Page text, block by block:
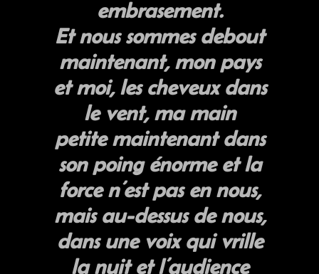
embrasement.
Et nous sommes debout
maintenant, mon pays
et moi, les cheveux dans
le vent, ma main
petite maintenant dans
son poing énorme et la
force n’est pas en nous,
mais au-dessus de nous,
dans une voix qui vrille
la nuit et l’audience